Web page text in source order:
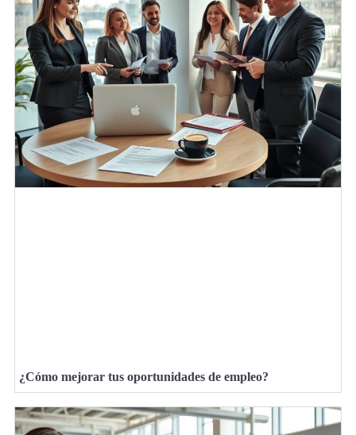
¿Cómo mejorar tus oportunidades de empleo?